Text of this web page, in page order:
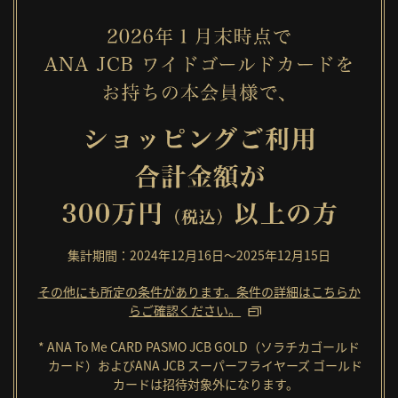
集計期間：2024年12月16日～2025年12月15日
その他にも所定の条件があります。条件の詳細はこちらか
らご確認ください。
* ANA To Me CARD PASMO JCB GOLD（ソラチカゴールド
カード）およびANA JCB スーパーフライヤーズ ゴールド
カードは招待対象外になります。